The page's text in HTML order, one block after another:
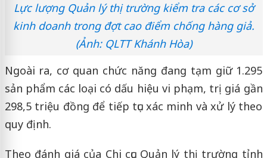
Lực lượng Quản lý thị trường kiểm tra các cơ sở
kinh doanh trong đợt cao điểm chống hàng giả.
(Ảnh: QLTT Khánh Hòa)
Ngoài ra, cơ quan chức năng đang tạm giữ 1.295
sản phẩm các loại có dấu hiệu vi phạm, trị giá gần
298,5 triệu đồng để tiếp tục xác minh và xử lý theo
quy định.
Theo đánh giá của Chi cục Quản lý thị trường tỉnh